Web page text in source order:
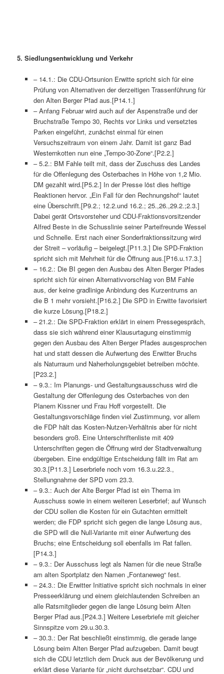
5. Siedlungsentwicklung und Verkehr
– 14.1.: Die CDU-Ortsunion Erwitte spricht sich für eine
Prüfung von Alternativen der derzeitigen Trassenführung für
den Alten Berger Pfad aus.[P14.1.]
– Anfang Februar wird auch auf der Aspenstraße und der
Bruchstraße Tempo 30, Rechts vor Links und versetztes
Parken eingeführt, zunächst einmal für einen
Versuchszeitraum von einem Jahr. Damit ist ganz Bad
Westernkotten nun eine „Tempo-30-Zone“.[P2.2.]
– 5.2.: BM Fahle teilt mit, dass der Zuschuss des Landes
für die Offenlegung des Osterbaches in Höhe von 1,2 Mio.
DM gezahlt wird.[P5.2.] In der Presse löst dies heftige
Reaktionen hervor. „Ein Fall für den Rechnungshof“ lautet
eine Überschrift.[P9.2.; 12.2.und 16.2.; 25.,26.,29.2.;2.3.]
Dabei gerät Ortsvorsteher und CDU-Fraktionsvorsitzender
Alfred Beste in die Schusslinie seiner Parteifreunde Wessel
und Schnelle. Erst nach einer Sonderfraktionssitzung wird
der Streit – vorläufig – beigelegt.[P11.3.] Die SPD-Fraktion
spricht sich mit Mehrheit für die Öffnung aus.[P16.u.17.3.]
– 16.2.: Die BI gegen den Ausbau des Alten Berger Pfades
spricht sich für einen Alternativvorschlag von BM Fahle
aus, der keine gradlinige Anbindung des Kurzentrums an
die B 1 mehr vorsieht.[P16.2.] Die SPD in Erwitte favorisiert
die kurze Lösung.[P18.2.]
– 21.2.: Die SPD-Fraktion erklärt in einem Pressegespräch,
dass sie sich während einer Klausurtagung einstimmig
gegen den Ausbau des Alten Berger Pfades ausgesprochen
hat und statt dessen die Aufwertung des Erwitter Bruchs
als Naturraum und Naherholungsgebiet betreiben möchte.
[P23.2.]
– 9.3.: Im Planungs- und Gestaltungsausschuss wird die
Gestaltung der Offenlegung des Osterbaches von den
Planern Kissner und Frau Hoff vorgestellt. Die
Gestaltungsvorschläge finden viel Zustimmung, vor allem
die FDP hält das Kosten-Nutzen-Verhältnis aber für nicht
besonders groß. Eine Unterschriftenliste mit 409
Unterschriften gegen die Öffnung wird der Stadtverwaltung
übergeben. Eine endgültige Entscheidung fällt im Rat am
30.3.[P11.3.] Leserbriefe noch vom 16.3.u.22.3.,
Stellungnahme der SPD vom 23.3.
– 9.3.: Auch der Alte Berger Pfad ist ein Thema im
Ausschuss sowie in einem weiteren Leserbrief; auf Wunsch
der CDU sollen die Kosten für ein Gutachten ermittelt
werden; die FDP spricht sich gegen die lange Lösung aus,
die SPD will die Null-Variante mit einer Aufwertung des
Bruchs; eine Entscheidung soll ebenfalls im Rat fallen.
[P14.3.]
– 9.3.: Der Ausschuss legt als Namen für die neue Straße
am alten Sportplatz den Namen „Fontaneweg“ fest.
– 24.3.: Die Erwitter Initiative spricht sich nochmals in einer
Presseerklärung und einem gleichlautenden Schreiben an
alle Ratsmitglieder gegen die lange Lösung beim Alten
Berger Pfad aus.[P24.3.] Weitere Leserbriefe mit gleicher
Sinnspitze vom 29.u.30.3.
– 30.3.: Der Rat beschließt einstimmig, die gerade lange
Lösung beim Alten Berger Pfad aufzugeben. Damit beugt
sich die CDU letztlich dem Druck aus der Bevölkerung und
erklärt diese Variante für „nicht durchsetzbar“. CDU und